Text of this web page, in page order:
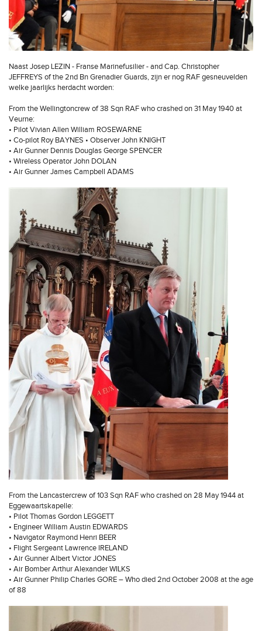
Naast Josep LEZIN - Franse Marinefusilier - and Cap. Christopher
JEFFREYS of the 2nd Bn Grenadier Guards, zijn er nog RAF gesneuvelden
welke jaarlijks herdacht worden:
From the Wellingtoncrew of 38 Sqn RAF who crashed on 31 May 1940 at
Veurne:
• Pilot Vivian Allen William ROSEWARNE
• Co-pilot Roy BAYNES • Observer John KNIGHT
• Air Gunner Dennis Douglas George SPENCER
• Wireless Operator John DOLAN
• Air Gunner James Campbell ADAMS
From the Lancastercrew of 103 Sqn RAF who crashed on 28 May 1944 at
Eggewaartskapelle:
• Pilot Thomas Gordon LEGGETT
• Engineer William Austin EDWARDS
• Navigator Raymond Henri BEER
• Flight Sergeant Lawrence IRELAND
• Air Gunner Albert Victor JONES
• Air Bomber Arthur Alexander WILKS
• Air Gunner Philip Charles GORE – Who died 2nd October 2008 at the age
of 88